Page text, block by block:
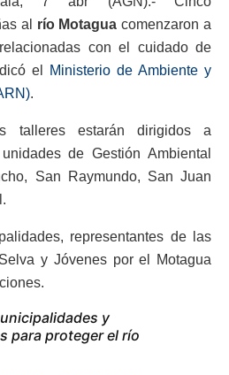
al río Motagua comenzaron a
con el cuidado de
el
Ministerio de Ambiente y
.
talleres estarán dirigidos a
de Gestión Ambiental
San Raymundo, San Juan
representantes de las
y Jóvenes por el Motagua
y
para proteger el río